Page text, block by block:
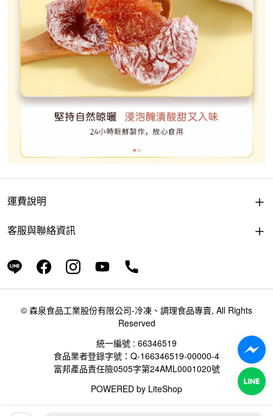
運費說明
客服與聯絡資訊
© 森泉食品工業股份有限公司-冷凍、調理食品專賣, All Rights
Reserved
統一編號 : 66346519
食品業者登錄字號：Q-166346519-00000-4
富邦產品責任險0505字第24AML0001020號
POWERED by LiteShop